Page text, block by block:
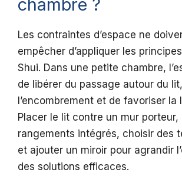
chambre ?
Les contraintes d’espace ne
empêcher d’appliquer les
Shui. Dans une petite chambre,
de libérer du passage autour du
l’encombrement et de favoriser la
Placer le lit contre un mur porteur,
rangements intégrés, choisir des
et ajouter un miroir pour agrandir
des solutions efficaces.